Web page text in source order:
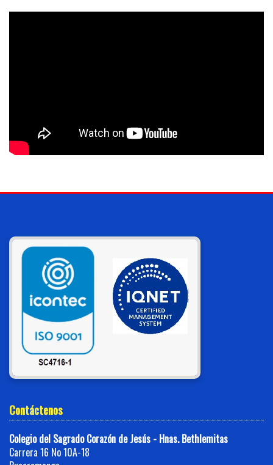
Contáctenos
Colegio del Sagrado Corazón de Jesús - Hnas. Bethlemitas
Carrera 16 No 10A-18